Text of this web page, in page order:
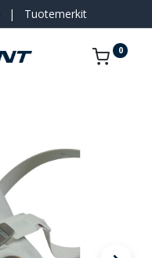
| Tuotemerkit
0